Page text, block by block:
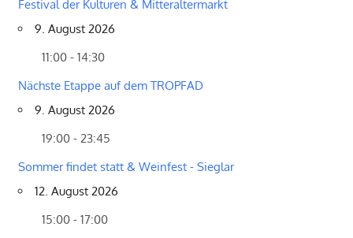
Festival der Kulturen & Mitteraltermarkt
9. August 2026
11:00 - 14:30
Nächste Etappe auf dem TROPFAD
9. August 2026
19:00 - 23:45
Sommer findet statt & Weinfest - Sieglar
12. August 2026
15:00 - 17:00